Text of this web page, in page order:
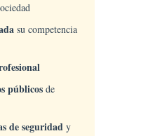
su competencia
públicosde
de seguridady